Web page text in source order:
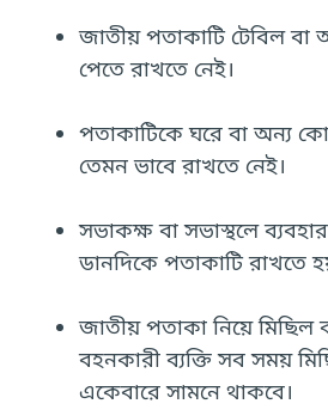
জাতীয় পতাকাটি টেবিল
পেতে রাখতে নেই।
পতাকাটিকে ঘরে বা অন্য
তেমন ভাবে রাখতে নেই।
সভাকক্ষ বা সভাস্থলে
ডানদিকে পতাকাটি রাখতে
জাতীয় পতাকা নিয়ে
বহনকারী ব্যক্তি সব সময়
একেবারে সামনে থাকবে।